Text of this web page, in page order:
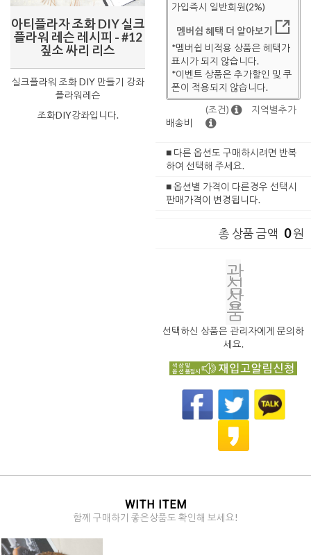
아티플라자 조화 DIY 실크
플라워 레슨 레시피 - #12
짚소 싸리 리스
실크플라워 조화 DIY 만들기 강좌
플라워레슨
조화DIY강좌입니다.
가입즉시 일반회원(2%)
멤버쉽 혜택 더 알아보기
*멤버쉽 비적용 상품은 혜택가
표시가 되지 않습니다.
*이벤트 상품은 추가할인 및 쿠
폰이 적용되지 않습니다.
배송비
(조건) 지역별추가
■ 다른 옵션도 구매하시려면 반복
하여 선택해 주세요.
■ 옵션별 가격이 다른경우 선택시
판매가격이 변경됩니다.
총 상품 금액 0원
관
심
상
품
선택하신 상품은 관리자에게 문의하
세요.
WITH ITEM
함께 구매하기 좋은상품도 확인해 보세요!